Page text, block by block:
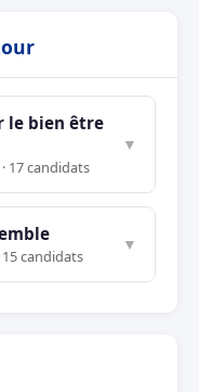
le bien être
17 candidats
▼
15 candidats
▼